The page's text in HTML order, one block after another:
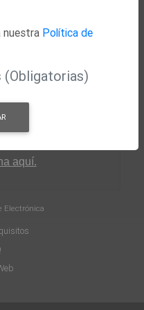
aquí.
Electrónica
nuestra Política de
(Obligatorias)